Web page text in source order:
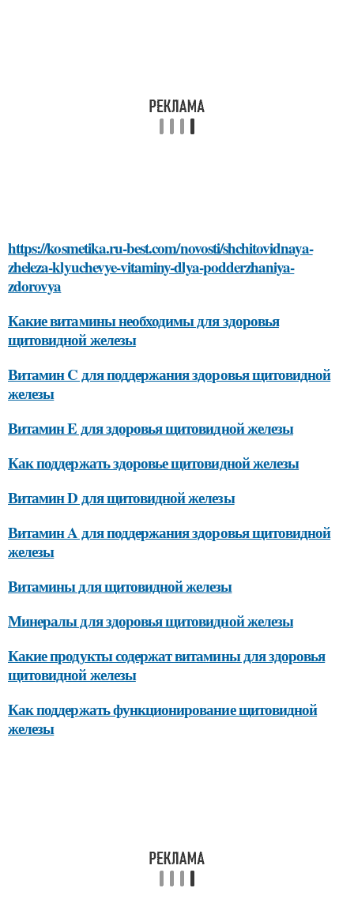
https://kosmetika.ru-best.com/novosti/shchitovidnaya-
zheleza-klyuchevye-vitaminy-dlya-podderzhaniya-
zdorovya
Какие витамины необходимы для здоровья
щитовидной железы
Витамин C для поддержания здоровья щитовидной
железы
Витамин E для здоровья щитовидной железы
Как поддержать здоровье щитовидной железы
Витамин D для щитовидной железы
Витамин A для поддержания здоровья щитовидной
железы
Витамины для щитовидной железы
Минералы для здоровья щитовидной железы
Какие продукты содержат витамины для здоровья
щитовидной железы
Как поддержать функционирование щитовидной
железы